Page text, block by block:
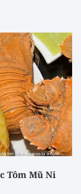
Tôm Mũ Ni